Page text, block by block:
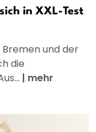
in XXL-Test
und der
die
| mehr